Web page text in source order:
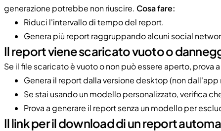
generazione potrebbe non riuscire. Cosa fare:
Riduci l'intervallo di tempo del report.
Genera più report raggruppando alcuni social
Il report viene scaricato vuoto o
Se il file scaricato è vuoto o non può essere aperto, prova
Genera il report dalla versione desktop (non dall'app
Se stai usando un modello personalizzato, verifica
Prova a generare il report senza un modello per
Il link per il download di un report